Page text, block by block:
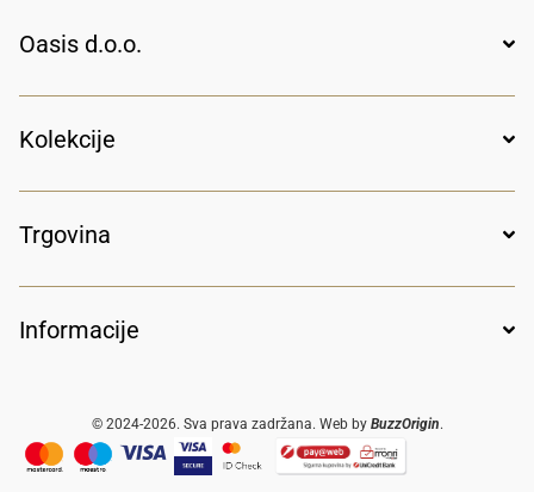
Oasis d.o.o.
Kolekcije
Trgovina
Informacije
© 2024-2026. Sva prava zadržana. Web by BuzzOrigin.